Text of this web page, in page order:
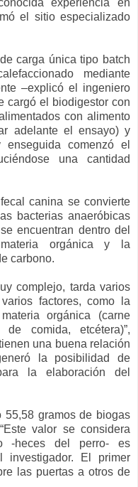
experiencia en
el sitio especializado
carga única tipo batch
mediante
–explicó el ingeniero
cargó el biodigestor con
con alimento
adelante el ensayo) y
comenzó el
una cantidad
canina se convierte
bacterias anaeróbicas
encuentran dentro del
materia orgánica y la
carbono.
complejo, tarda varios
factores, como la
orgánica (carne
comida, etcétera)”,
una buena relación
la posibilidad de
la elaboración del
55,58 gramos de biogas
valor se considera
-heces del perro- es
investigador. El primer
las puertas a otros de